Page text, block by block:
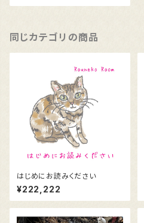
同じカテゴリの商品
はじめにお読みください
¥222,222